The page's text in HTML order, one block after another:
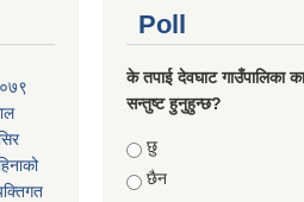
Poll
के तपाई देवघाट गाउँपालिका
सन्तुष्ट हुनुहुन्छ?
Choices
छु
छैन